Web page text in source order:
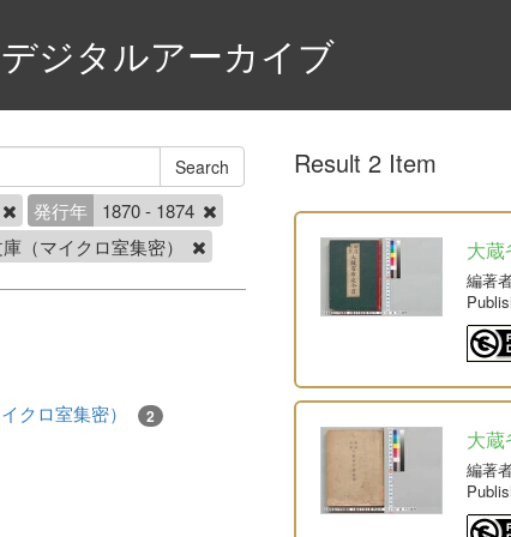
ジタルアーカイブ
発行年
1870 - 1874
（マイクロ室集密）
クロ室集密） 2
Result 2 Item
大
編著
大
編著